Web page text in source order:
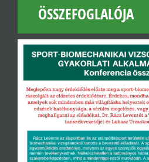
ÖSSZEFOGLALÓJA